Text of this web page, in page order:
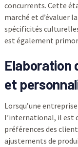
concurrents. Cette
marché et d’évaluer
spécificités
est également
Elaboration
et
Lorsqu’une
l’international, il est
préférences des
ajustements de